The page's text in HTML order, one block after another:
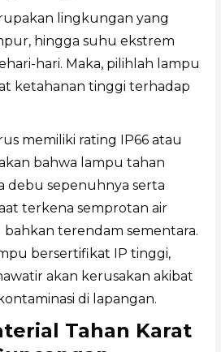
lingkungan yang
hingga suhu ekstrem
hari. Maka, pilihlah lampu
ketahanan tinggi terhadap
memiliki rating IP66 atau
bahwa lampu tahan
debu sepenuhnya serta
terkena semprotan air
terendam sementara.
bersertifikat IP tinggi,
akan kerusakan akibat
di lapangan.
Tahan Karat